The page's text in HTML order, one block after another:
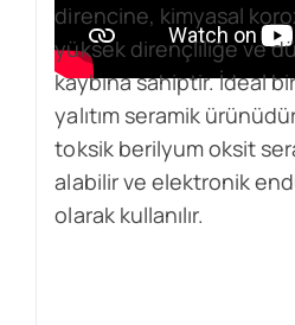
direncine, kimyasal
yüksek dirençliliğe ve
kaybına sahiptir. İdeal
yalıtım seramik
toksik berilyum oksit
alabilir ve elektronik
olarak kullanılır.